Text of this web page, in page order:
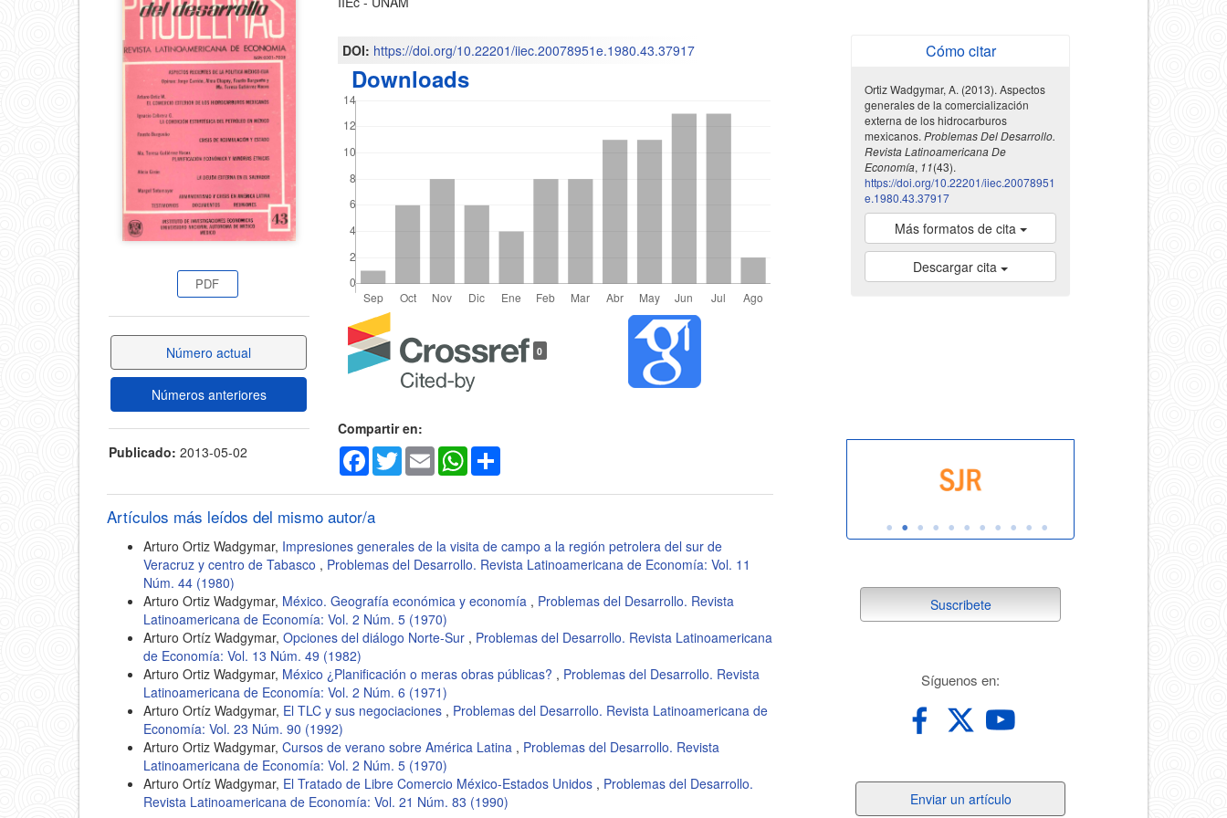
lateral
del
artículo
PDF
Número actual
Números anteriores
Publicado: 2013-05-02
del
artículo
DOI: https://doi.org/10.22201/iiec.20078951e.1980.43.37917
Downloads
Detalles
del
0
Compartir en:
Facebook
TwitterEmail WhatsApp
Artículos más leídos del mismo autor/a
Arturo Ortiz Wadgymar, Impresiones generales de la visita de campo a la región petrolera del sur de
Veracruz y centro de Tabasco , Problemas del Desarrollo. Revista Latinoamericana de Economía: Vol. 11
Núm. 44 (1980)
Arturo Ortiz Wadgymar, México. Geografía económica y economía , Problemas del Desarrollo. Revista
Latinoamericana de Economía: Vol. 2 Núm. 5 (1970)
Arturo Ortíz Wadgymar, Opciones del diálogo Norte-Sur , Problemas del Desarrollo. Revista Latinoamericana
de Economía: Vol. 13 Núm. 49 (1982)
Arturo Ortiz Wadgymar, México ¿Planificación o meras obras públicas? , Problemas del Desarrollo. Revista
Latinoamericana de Economía: Vol. 2 Núm. 6 (1971)
Arturo Ortíz Wadgymar, El TLC y sus negociaciones , Problemas del Desarrollo. Revista Latinoamericana de
Economía: Vol. 23 Núm. 90 (1992)
Arturo Ortiz Wadgymar, Cursos de verano sobre América Latina , Problemas del Desarrollo. Revista
Latinoamericana de Economía: Vol. 2 Núm. 5 (1970)
Arturo Ortíz Wadgymar, El Tratado de Libre Comercio México-Estados Unidos , Problemas del Desarrollo.
Revista Latinoamericana de Economía: Vol. 21 Núm. 83 (1990)
Cómo citar
Ortiz Wadgymar, A. (2013). Aspectos
generales de la comercialización
externa de los hidrocarburos
mexicanos. Problemas Del Desarrollo.
Revista Latinoamericana De
Economía, 11(43).
https://doi.org/10.22201/iiec.20078951
e.1980.43.37917
Más formatos de cita
Descargar cita
suscribete
Suscribete
Síguenos en:
Enviar un artículo